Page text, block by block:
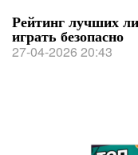
Рейтинг лучших
играть безопасно
27-04-2026 20:43